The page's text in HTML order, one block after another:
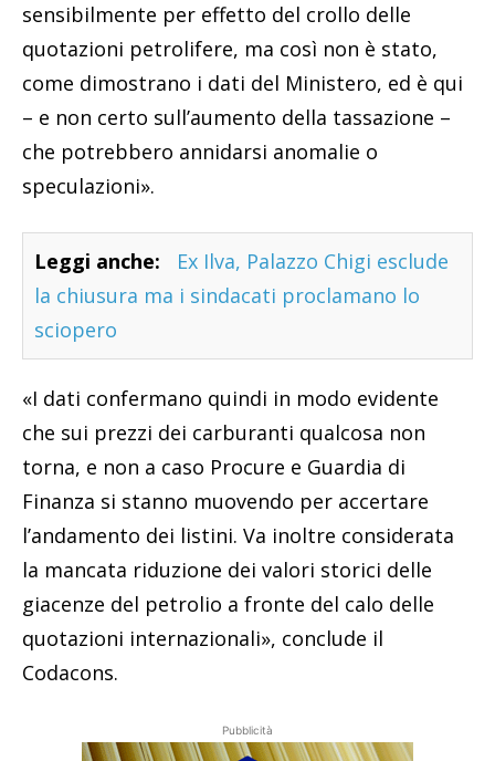
sensibilmente per effetto del crollo delle
quotazioni petrolifere, ma così non è stato,
come dimostrano i dati del Ministero, ed è qui
– e non certo sull’aumento della tassazione –
che potrebbero annidarsi anomalie o
speculazioni».
Leggi anche:
Ex Ilva, Palazzo Chigi esclude
la chiusura ma i sindacati proclamano lo
sciopero
«I dati confermano quindi in modo evidente
che sui prezzi dei carburanti qualcosa non
torna, e non a caso Procure e Guardia di
Finanza si stanno muovendo per accertare
l’andamento dei listini. Va inoltre considerata
la mancata riduzione dei valori storici delle
giacenze del petrolio a fronte del calo delle
quotazioni internazionali», conclude il
Codacons.
Pubblicità